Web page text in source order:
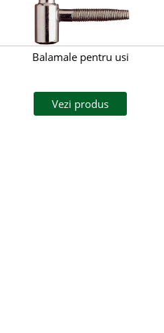
Balamale pentru usi
Vezi produs